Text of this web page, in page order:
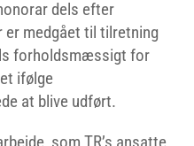
dels efter
er medgået til tilretning
forholdsmæssigt for
ifølge
at blive udført.